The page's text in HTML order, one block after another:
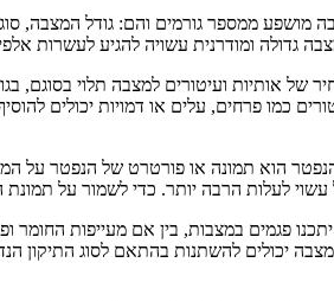
מושפע ממספר גורמים והם: גודל המצבה,
כמו פרחים, עלים או דמויות יכולים
הנפטר הוא תמונה או פורטרט של הנפטר על
לעלות הרבה יותר. כדי לשמור על תמונת
פגמים במצבות, בין אם מעייפות החומר
יכולים להשתנות בהתאם לסוג התיקון